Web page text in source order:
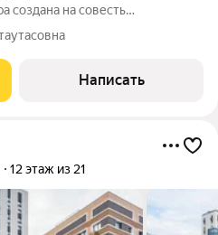
создана на совесть
любовью и профессионализмом.
гармонично вплетены в
проверенных
Написать
12 этаж из 21